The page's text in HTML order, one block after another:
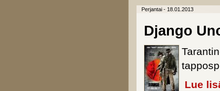
Perjantai - 18.01.2013
Django
Lue